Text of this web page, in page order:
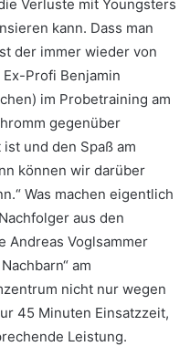
Verluste mit Youngsters
kann. Dass man
der immer wieder von
Profi Benjamin
im Probetraining am
gegenüber
und den Spaß am
können wir darüber
Was machen eigentlich
aus den
Andreas Voglsammer
am
nicht nur wegen
45 Minuten Einsatzzeit,
Leistung.